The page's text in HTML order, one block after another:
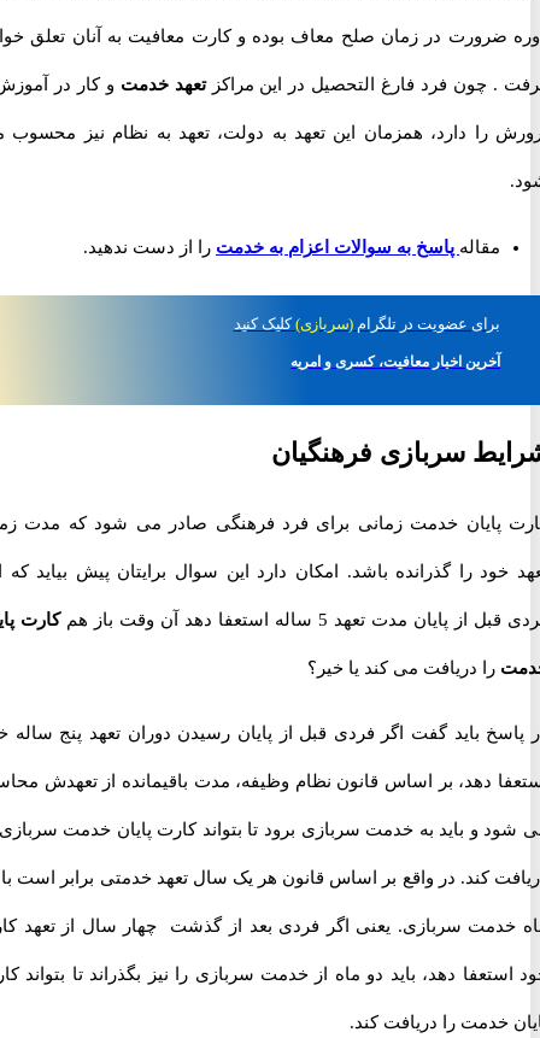
در زمان صلح معاف بوده و کارت معافیت به آنان تعلق خواهد
چون فرد فارغ التحصیل در این مراکز تعهد خدمتو کار در آموزش و
را دارد، همزمان این تعهد به دولت، تعهد به نظام نیز محسوب می
مقالهپاسخ به سوالات اعزام به خدمترا از دست ندهید.
عضویت در تلگرام(سربازی) کلیک کنید
آخرین اخبار معافیت، کسری و امریه
سربازی فرهنگیان
پایان خدمت زمانی برای فرد فرهنگی صادر می شود که مدت زمان
را گذرانده باشد. امکان دارد این سوال برایتان پیش بیاید که اگر
پایان مدت تعهد 5 ساله استعفا دهد آن وقت باز هم کارت پایان
را دریافت می کند یا خیر؟
باید گفت اگر فردی قبل از پایان رسیدن دوران تعهد پنج ساله خود
دهد، بر اساس قانون نظام وظیفه، مدت باقیمانده از تعهدش محاسبه
و باید به خدمت سربازی برود تا بتواند کارت پایان خدمت سربازی را
کند. در واقع بر اساس قانون هر یک سال تعهد خدمتی برابر است با دو
سربازی. یعنی اگر فردی بعد از گذشت چهار سال از تعهد کاری
دهد، باید دو ماه از خدمت سربازی را نیز بگذراند تا بتواند کارت
خدمت را دریافت کند.